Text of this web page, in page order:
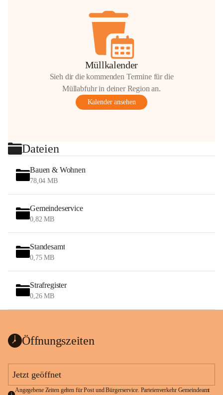
Müllkalender
Sieh dir die kommenden Termine für die
Müllabfuhr in deiner Region an.
Kalender ansehen
Dateien
Bauen & Wohnen
78,04 MB
Gemeindeservice
0,82 MB
Standesamt
0,75 MB
Strafregister
0,26 MB
Öffnungszeiten
Jetzt geöffnet
Angegebene Zeiten gelten für Post und Bürgerservice. Parteienverkehr Gemeindeamt